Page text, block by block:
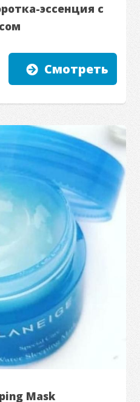
эссенция с
Смотреть
Mask